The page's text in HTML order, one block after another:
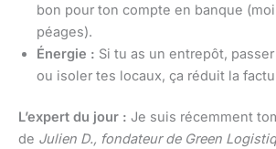
bon pour ton compte en banque
péages).
Énergie : Si tu as un entrepôt, passer
ou isoler tes locaux, ça réduit la
L’expert du jour : Je suis récemment
de Julien D., fondateur de Green